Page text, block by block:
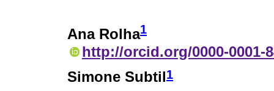
Ana Rolha1
http://orcid.org/0000-0001-
Simone Subtil1